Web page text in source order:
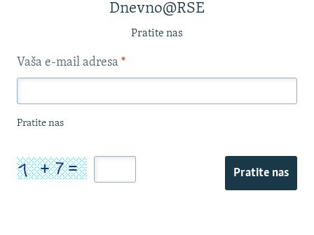
Dnevno@RSE
Pratite nas
Vaša e-mail adresa *
Pratite nas
Pratite nas